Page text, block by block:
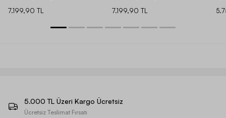
7.199,90 TL
7.199,90 TL
5.000 TL Üzeri Kargo Ücretsiz
Ücretsiz Teslimat Fırsatı